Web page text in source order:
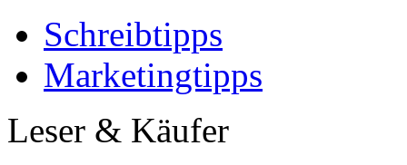
Schreibtipps
Marketingtipps
Leser & Käufer